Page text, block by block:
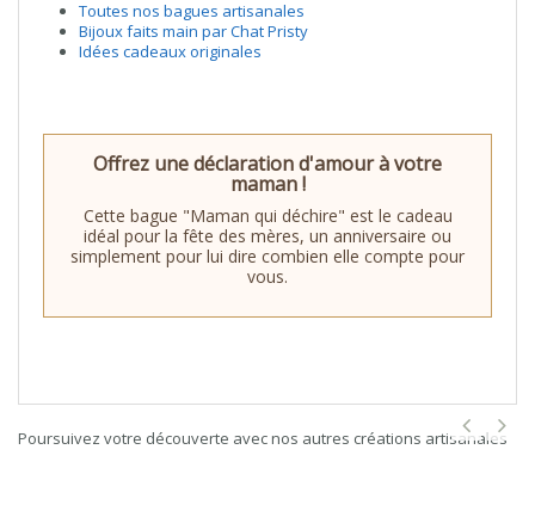
Toutes nos bagues artisanales
Bijoux faits main par Chat Pristy
Idées cadeaux originales
Offrez une déclaration d'amour à votre
maman !
Cette bague "Maman qui déchire" est le cadeau
idéal pour la fête des mères, un anniversaire ou
simplement pour lui dire combien elle compte pour
vous.
Poursuivez votre découverte avec nos autres créations artisanales